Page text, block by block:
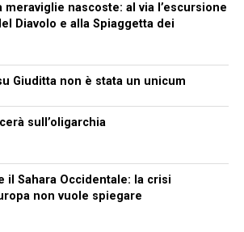
meraviglie nascoste: al via l’escursione
Diavolo e alla Spiaggetta dei
Giuditta non è stata un unicum
sull’oligarchia
il Sahara Occidentale: la crisi
non vuole spiegare